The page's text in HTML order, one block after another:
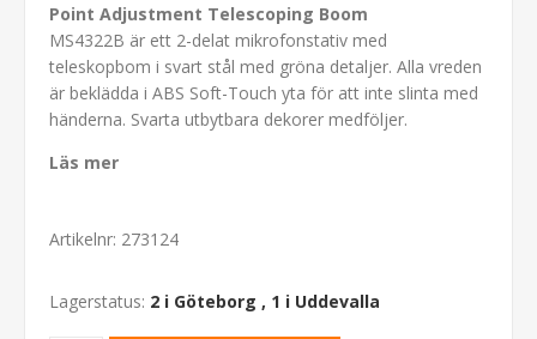
Point Adjustment Telescoping Boom
MS4322B är ett 2-delat mikrofonstativ med
teleskopbom i svart stål med gröna detaljer. Alla vreden
är beklädda i ABS Soft-Touch yta för att inte slinta med
händerna. Svarta utbytbara dekorer medföljer.
Läs mer
Artikelnr: 273124
Lagerstatus: 2 i Göteborg , 1 i Uddevalla